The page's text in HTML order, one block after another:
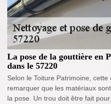
La pose de la gouttière en
dans le 57220
Selon le Toiture Patrimoine,
remarquer que les matériaux
la pose. Un trou doit être fait